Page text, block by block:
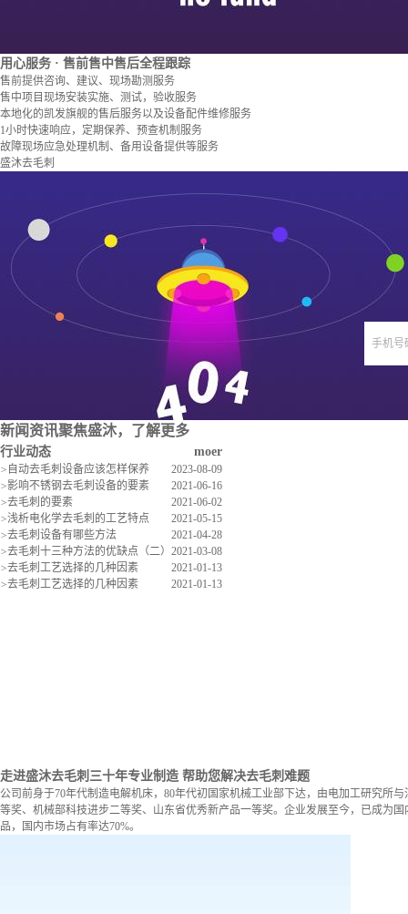
用心服务 · 售前售中售后全程跟踪
售前提供咨询、建议、现场勘测服务
售中项目现场安装实施、测试，验收服务
本地化的凯发旗舰的售后服务以及设备配件维修服务
1小时快速响应，定期保养、预查机制服务
故障现场应急处理机制、备用设备提供等服务
盛沐去毛刺
手机号
新闻资讯聚焦盛沐，了解更多
moer
行业动态
2023-08-09
> 自动去毛刺设备应该怎样保养
2021-06-16
>影响不锈钢去毛刺设备的要素
2021-06-02
>去毛刺的要素
2021-05-15
>浅析电化学去毛刺的工艺特点
2021-04-28
>去毛刺设备有哪些方法
2021-03-08
>去毛刺十三种方法的优缺点（二）
2021-01-13
>去毛刺工艺选择的几种因素
2021-01-13
>去毛刺工艺选择的几种因素
走进盛沐去毛刺 三十年专业制造 帮助您解决去毛刺难题
公司前身于70年代制造电解机床，80年代初国家机械工业部下达，由电加工研究所
等奖、机械部科技进步二等奖、山东省优秀新产品一等奖。企业发展至今，已成为
品，国内市场占有率达70%。